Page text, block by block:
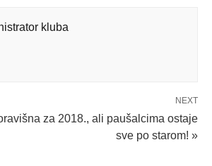
kluba
NEXT
za 2018., ali paušalcima ostaje
sve po starom! »